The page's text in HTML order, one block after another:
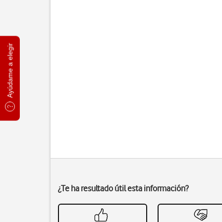
Ayúdame a elegir
¿Te ha resultado útil esta información?